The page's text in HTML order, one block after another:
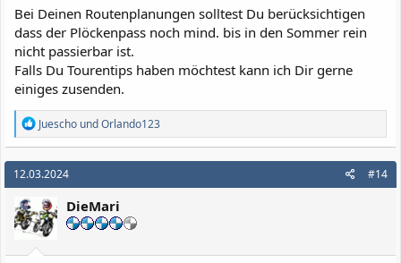
Bei Deinen Routenplanungen solltest Du berücksichtigen
dass der Plöckenpass noch mind. bis in den Sommer rein
nicht passierbar ist.
Falls Du Tourentips haben möchtest kann ich Dir gerne
einiges zusenden.
R
e
a
k
t
o
n
e
n
Juescho undOrlando123
12.03.2024 #14
DieMari